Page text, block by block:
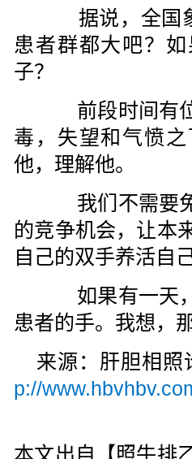
据说，全国象
患者群都大吧？
子？
前段时间有位
毒，失望和气愤
他，理解他。
我们不需要免
的竞争机会，让本
自己的双手养活自
如果有一天，
患者的手。我想，
来源：肝胆相
p://
本文出自【照牛排